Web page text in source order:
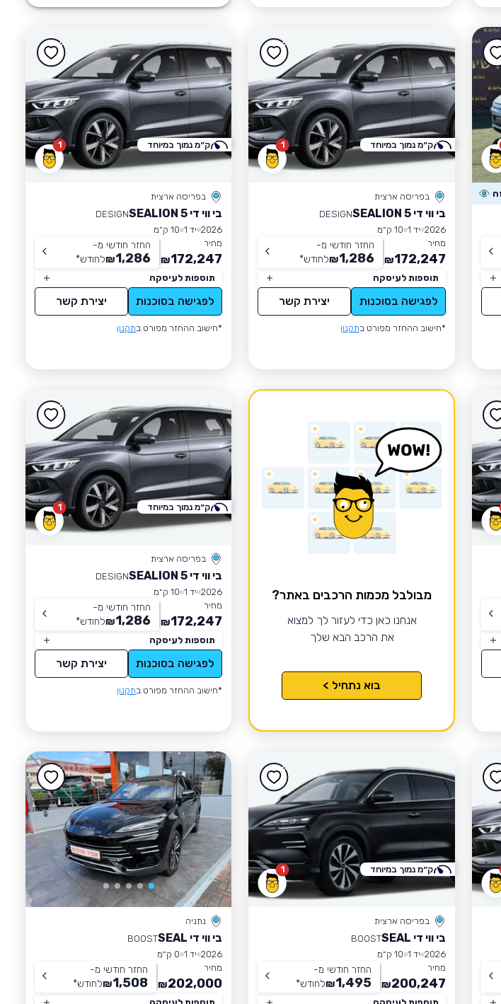
1
בפריסה ארצית
בי ווי די SEALION 5
DESIGN
2026 יד 1
10 ק״מ
מחיר
172,247
₪
החזר חודשי מ-
1,286
₪לחודש*
תוספות לעיסקה
לפגישה בסוכנות יצירת קשר
*חישוב ההחזר מפורט בתקנון
ק״מ נמוך במיוחד 1
בפריסה ארצית
בי ווי די SEALION 5
DESIGN
2026 יד 1
10 ק״מ
מחיר
172,247
₪
החזר חודשי מ-
1,286
₪לחודש*
תוספות לעיסקה
לפגישה בסוכנות יצירת קשר
*חישוב ההחזר מפורט בתקנון
ק״מ נמוך במיוחד
מבולבל מכמות הרכבים באתר?
אנחנו כאן כדי לעזור לך למצוא
את הרכב הבא שלך
בוא נתחיל >
1
בפריסה ארצית
בי ווי די SEALION 5
DESIGN
2026 יד 1
10 ק״מ
מחיר
172,247
₪
החזר חודשי מ-
1,286
₪לחודש*
תוספות לעיסקה
לפגישה בסוכנות יצירת קשר
*חישוב ההחזר מפורט בתקנון
ק״מ נמוך במיוחד
1
בפריסה ארצית
בי ווי די SEAL
BOOST
2026 יד 1
10 ק״מ
מחיר
200,247
₪
החזר חודשי מ-
1,495
₪לחודש*
ק״מ נמוך במיוחד
נתניה
בי ווי די SEAL
BOOST
2026 יד 1
0 ק״מ
מחיר
202,000
₪
החזר חודשי מ-
1,508
₪לחודש*